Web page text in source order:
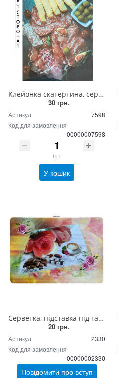
Клейонка скатертина, серветка під гаряче на стіл двостороння (різні малюнки)
30 грн.
Артикул
7598
Код для замовлення
00000007598
шт
У кошик
Серветка, підставка під гаряче одностороння ПВХ з малюнком
20 грн.
Артикул
2330
Код для замовлення
00000002330
Повідомити про вступ